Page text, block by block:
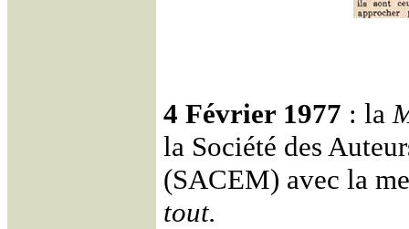
4 Février 1977 : la
la Société des
(SACEM) avec la
tout.